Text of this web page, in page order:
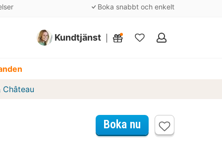
Boka snabbt och enkelt
Kundtjänst
Mina
Château
Boka nu